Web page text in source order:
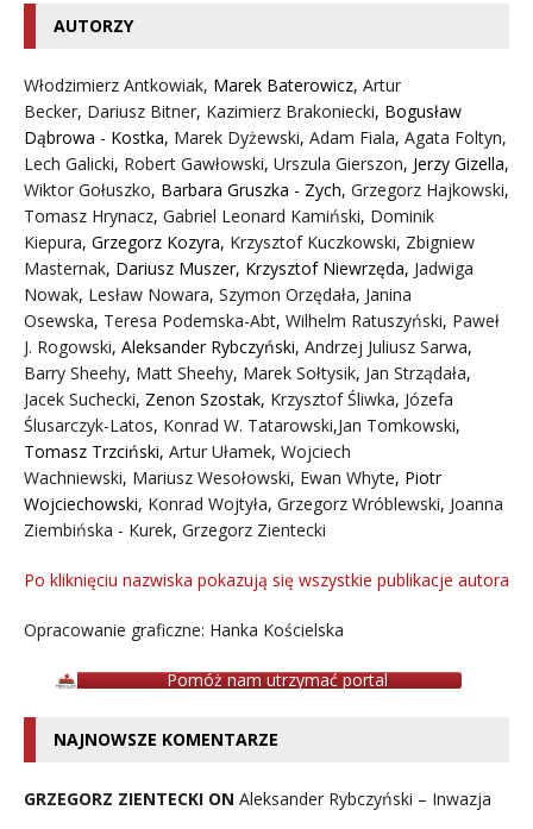
AUTORZY
Włodzimierz Antkowiak, Marek Baterowicz, Artur
Becker, Dariusz Bitner, Kazimierz Brakoniecki, Bogusław
Dąbrowa - Kostka, Marek Dyżewski, Adam Fiala, Agata Foltyn,
Lech Galicki, Robert Gawłowski, Urszula Gierszon, Jerzy Gizella,
Wiktor Gołuszko, Barbara Gruszka - Zych, Grzegorz Hajkowski,
Tomasz Hrynacz, Gabriel Leonard Kamiński, Dominik
Kiepura, Grzegorz Kozyra, Krzysztof Kuczkowski, Zbigniew
Masternak, Dariusz Muszer, Krzysztof Niewrzęda, Jadwiga
Nowak, Lesław Nowara, Szymon Orzędała, Janina
Osewska, Teresa Podemska-Abt, Wilhelm Ratuszyński, Paweł
J. Rogowski, Aleksander Rybczyński, Andrzej Juliusz Sarwa,
Barry Sheehy, Matt Sheehy, Marek Sołtysik, Jan Strządała,
Jacek Suchecki, Zenon Szostak, Krzysztof Śliwka, Józefa
Ślusarczyk-Latos, Konrad W. Tatarowski,Jan Tomkowski,
Tomasz Trzciński, Artur Ułamek, Wojciech
Wachniewski, Mariusz Wesołowski, Ewan Whyte, Piotr
Wojciechowski, Konrad Wojtyła, Grzegorz Wróblewski, Joanna
Ziembińska - Kurek, Grzegorz Zientecki
Po kliknięciu nazwiska pokazują się wszystkie publikacje autora
Opracowanie graficzne: Hanka Kościelska
Pomóż nam utrzymać portal
NAJNOWSZE KOMENTARZE
GRZEGORZ ZIENTECKI ON Aleksander Rybczyński – Inwazja